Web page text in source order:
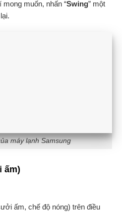
muốn, nhấn “Swing” một
máy lạnh Samsung
ấm)
ấm, chế độ nóng) trên điều